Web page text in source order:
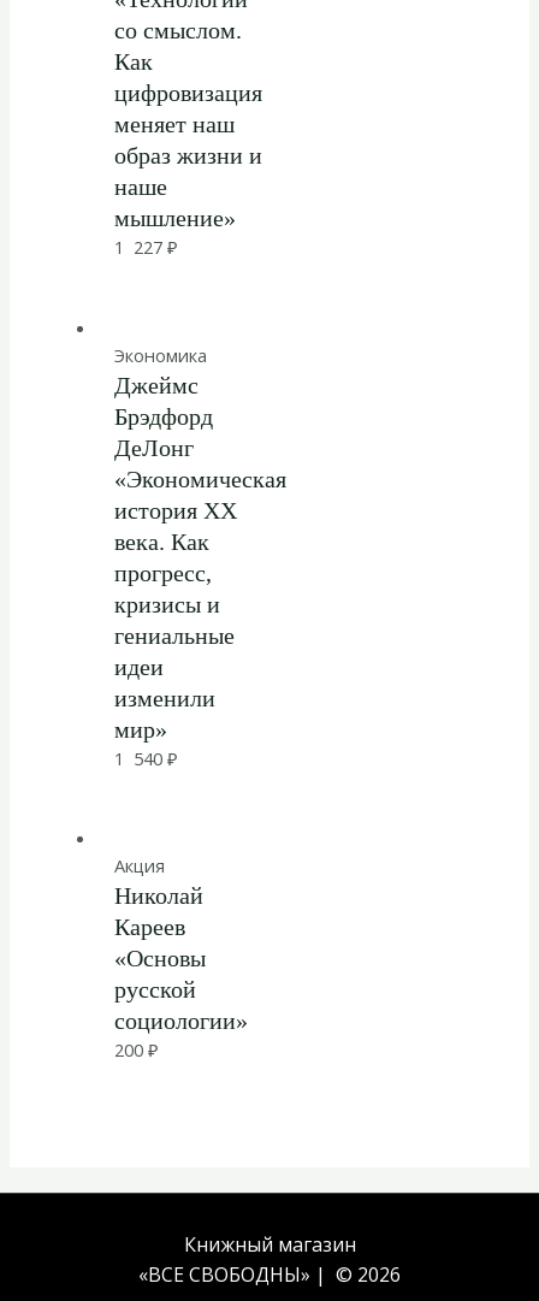
со смыслом.
Как
цифровизация
меняет наш
образ жизни и
наше
мышление»
1 227₽
Экономика
Джеймс
Брэдфорд
ДеЛонг
«Экономическая
история XX
века. Как
прогресс,
кризисы и
гениальные
идеи
изменили
мир»
1 540₽
Акция
Николай
Кареев
«Основы
русской
социологии»
200₽
Книжный магазин
«ВСЕ СВОБОДНЫ» | © 2026